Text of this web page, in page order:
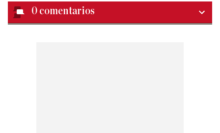
0 comentarios